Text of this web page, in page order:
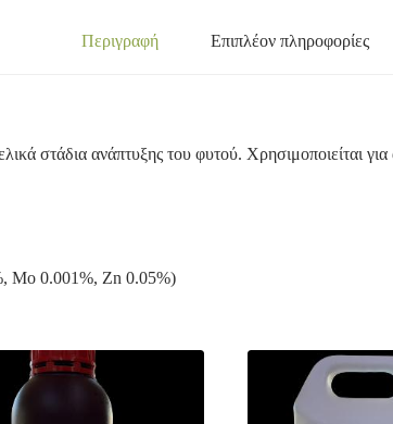
Περιγραφή Επιπλέον πληροφορίες
στάδια ανάπτυξης του φυτού. Χρησιμοποιείται
Mo 0.001%, Zn 0.05%)